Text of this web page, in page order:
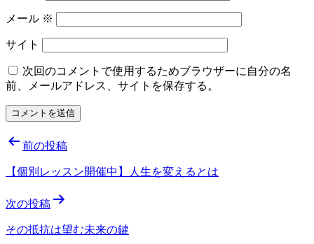
メール ※
サイト
次回のコメントで使用するためブラウザーに自分の名
前、メールアドレス、サイトを保存する。
投
稿
ビ
ゲ
前の投稿
【個別レッスン開催中】人生を変えるとは
次の投稿
その抵抗は望む未来の鍵